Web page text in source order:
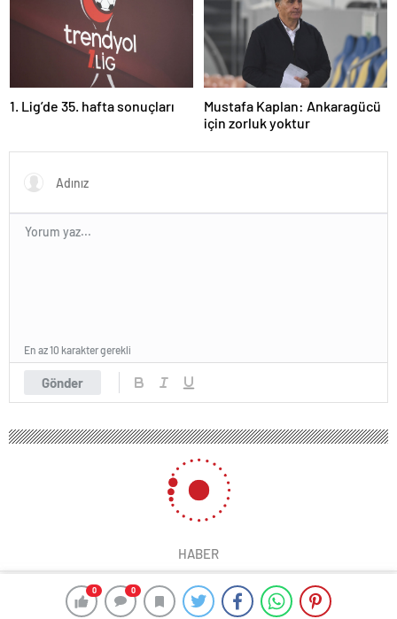
0 0
1. Lig’de 35. hafta sonuçları
Mustafa Kaplan: Ankaragücü
için zorluk yoktur
Gönder
En az 10 karakter gerekli
HABER